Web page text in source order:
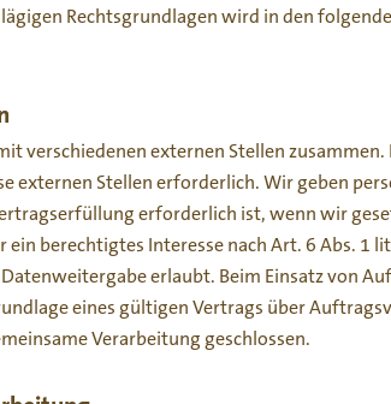
Rechtsgrundlagen wird in den
verschiedenen externen Stellen
externen Stellen erforderlich. Wir geben
erforderlich ist, wenn wir
berechtigtes Interesse nach Art. 6 Abs. 1
erlaubt. Beim Einsatz von
eines gültigen Vertrags über
Verarbeitung geschlossen.